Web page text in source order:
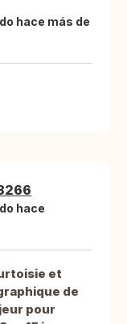
hace más de
hace
et
de
pour